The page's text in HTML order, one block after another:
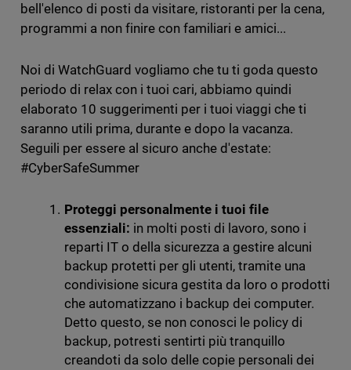
bell'elenco di posti da visitare, ristoranti per la cena,
programmi a non finire con familiari e amici...
Noi di WatchGuard vogliamo che tu ti goda questo
periodo di relax con i tuoi cari, abbiamo quindi
elaborato 10 suggerimenti per i tuoi viaggi che ti
saranno utili prima, durante e dopo la vacanza.
Seguili per essere al sicuro anche d'estate:
#CyberSafeSummer
Proteggi personalmente i tuoi file
essenziali: in molti posti di lavoro, sono i
reparti IT o della sicurezza a gestire alcuni
backup protetti per gli utenti, tramite una
condivisione sicura gestita da loro o prodotti
che automatizzano i backup dei computer.
Detto questo, se non conosci le policy di
backup, potresti sentirti più tranquillo
creandoti da solo delle copie personali dei